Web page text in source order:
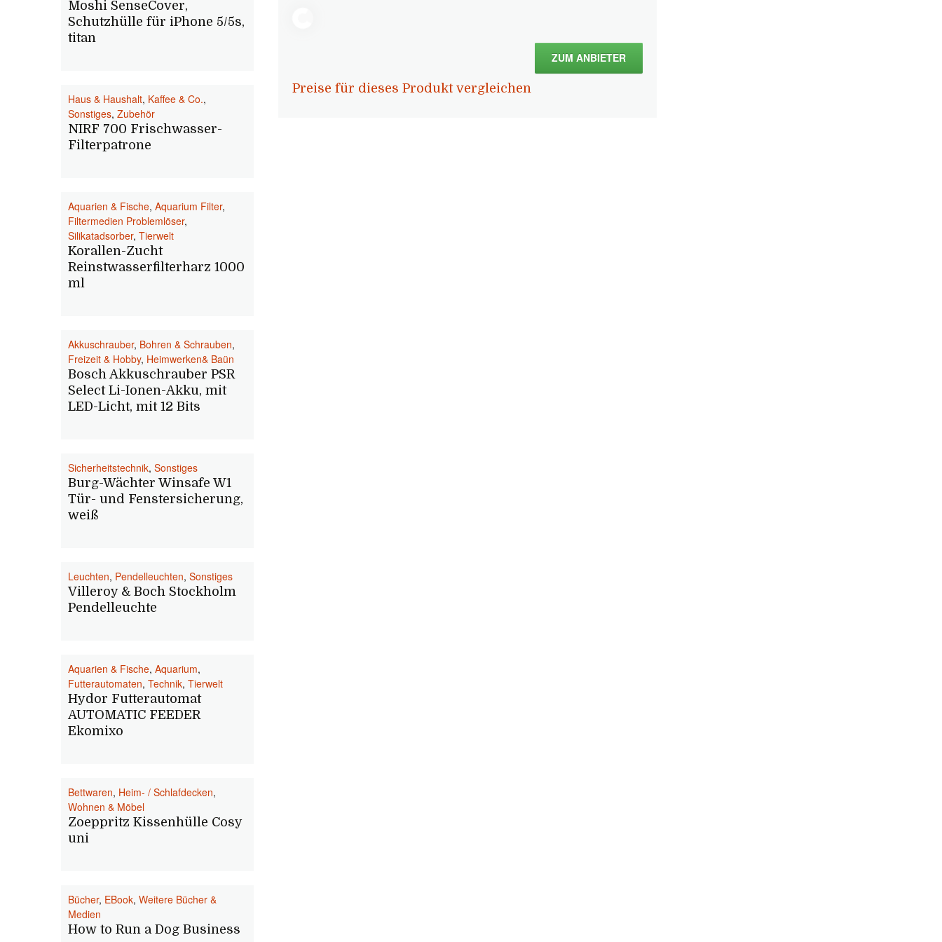
ZUM ANBIETER
Preise für dieses Produkt vergleichen
Moshi SenseCover,
Schutzhülle für iPhone 5/5s,
titan
Haus & Haushalt, Kaffee & Co.,
Sonstiges, Zubehör
NIRF 700 Frischwasser-
Filterpatrone
Aquarien & Fische, Aquarium Filter,
Filtermedien Problemlöser,
Silikatadsorber, Tierwelt
Korallen-Zucht
Reinstwasserfilterharz 1000
ml
Akkuschrauber, Bohren & Schrauben,
Freizeit & Hobby, Heimwerken& Baün
Bosch Akkuschrauber PSR
Select Li-Ionen-Akku, mit
LED-Licht, mit 12 Bits
Sicherheitstechnik, Sonstiges
Burg-Wächter Winsafe W1
Tür- und Fenstersicherung,
weiß
Leuchten, Pendelleuchten, Sonstiges
Villeroy & Boch Stockholm
Pendelleuchte
Aquarien & Fische, Aquarium,
Futterautomaten, Technik, Tierwelt
Hydor Futterautomat
AUTOMATIC FEEDER
Ekomixo
Bettwaren, Heim- / Schlafdecken,
Wohnen & Möbel
Zoeppritz Kissenhülle Cosy
uni
Bücher, EBook, Weitere Bücher &
Medien
How to Run a Dog Business